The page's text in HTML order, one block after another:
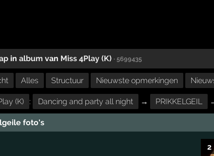
in album van Miss 4Play (K) · 5699435
Alles Structuur Nieuwste opmerkingen
(K) : Dancing and party all night → PRIKKELGEIL
foto's
2